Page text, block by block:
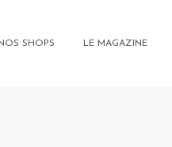
SHOPS LE MAGAZINE